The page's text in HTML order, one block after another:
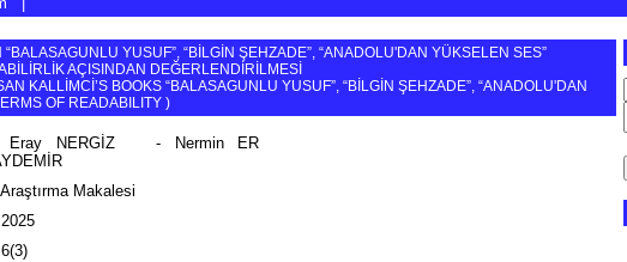
YUSUF”, “BİLGİN ŞEHZADE”, “ANADOLU'DAN YÜKSELEN SES”
AÇISINDAN DEĞERLENDİRİLMESİ
KALLİMCİ’S BOOKS “BALASAGUNLU YUSUF”, “BİLGİN ŞEHZADE”, “ANADOLU'DAN
OF READABILITY )
Eray NERGİZ
- Nermin ER
Araştırma Makalesi
2025
6(3)